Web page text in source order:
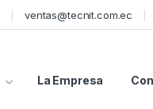
ventas@tecnit.com.ec
La Empresa